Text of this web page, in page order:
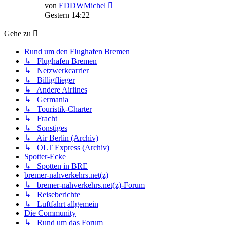
von EDDWMichel
Gestern 14:22
Gehe zu
Rund um den Flughafen Bremen
↳ Flughafen Bremen
↳ Netzwerkcarrier
↳ Billigflieger
↳ Andere Airlines
↳ Germania
↳ Touristik-Charter
↳ Fracht
↳ Sonstiges
↳ Air Berlin (Archiv)
↳ OLT Express (Archiv)
Spotter-Ecke
↳ Spotten in BRE
bremer-nahverkehrs.net(z)
↳ bremer-nahverkehrs.net(z)-Forum
↳ Reiseberichte
↳ Luftfahrt allgemein
Die Community
↳ Rund um das Forum